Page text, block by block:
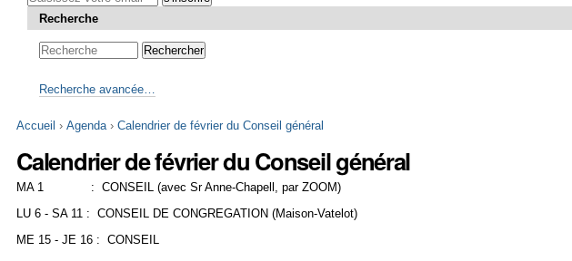
AllerRecherche
Recherche avancée…
Accueil ›Agenda ›Calendrier de février du Conseil général
Calendrier de février du Conseil général
MA 1 : CONSEIL (avec Sr Anne-Chapell, par ZOOM)
LU 6 - SA 11 : CONSEIL DE CONGREGATION (Maison-Vatelot)
ME 15 - JE 16 : CONSEIL